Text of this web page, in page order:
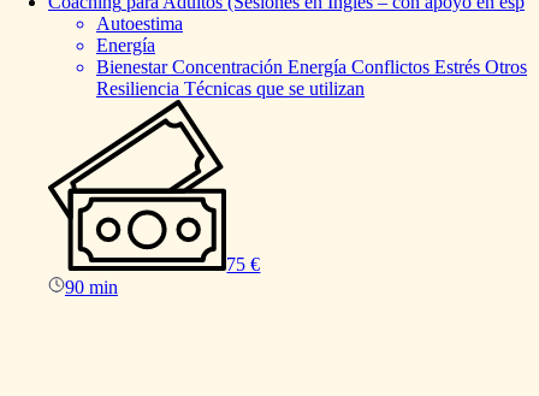
Autoestima
Energía
Bienestar Concentración Energía Conflictos Estrés Otros
Resiliencia Técnicas que se utilizan
75 €
90 min